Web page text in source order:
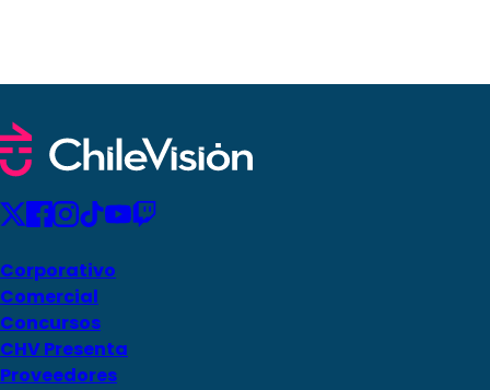
Corporativo
Comercial
Concursos
CHV Presenta
Proveedores